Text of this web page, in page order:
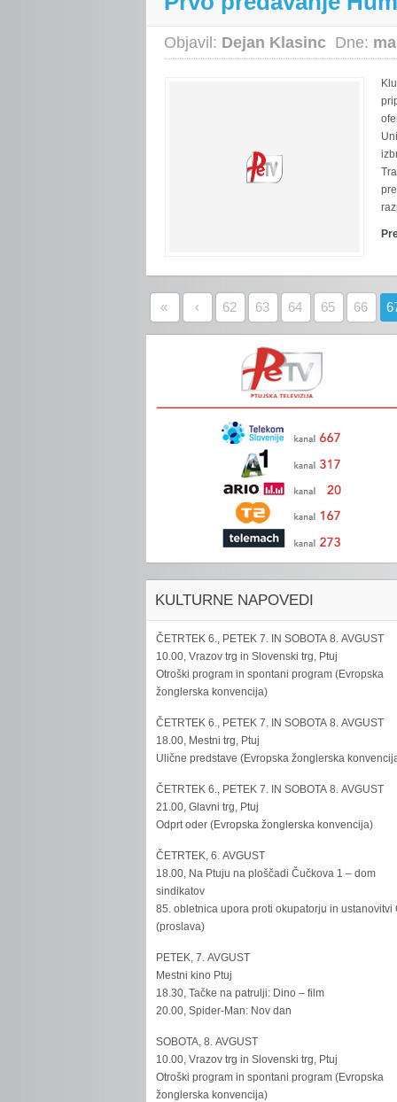
Objavil: Dejan Klasinc Dne:
« ‹ 62 63 64 65 66
KULTURNE NAPOVEDI
ČETRTEK 6., PETEK 7. IN SOBOTA 8. AVGUST
10.00, Vrazov trg in Slovenski trg, Ptuj
Otroški program in spontani program (Evropska
žonglerska konvencija)
ČETRTEK 6., PETEK 7. IN SOBOTA 8. AVGUST
18.00, Mestni trg, Ptuj
Ulične predstave (Evropska žonglerska
ČETRTEK 6., PETEK 7. IN SOBOTA 8. AVGUST
21.00, Glavni trg, Ptuj
Odprt oder (Evropska žonglerska konvencija)
ČETRTEK, 6. AVGUST
18.00, Na Ptuju na ploščadi Čučkova 1 – dom
sindikatov
85. obletnica upora proti okupatorju in ustanovitvi
(proslava)
PETEK, 7. AVGUST
Mestni kino Ptuj
18.30, Tačke na patrulji: Dino – film
20.00, Spider-Man: Nov dan
SOBOTA, 8. AVGUST
10.00, Vrazov trg in Slovenski trg, Ptuj
Otroški program in spontani program (Evropska
žonglerska konvencija)